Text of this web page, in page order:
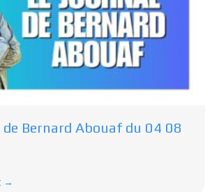
de Bernard Abouaf du 04 08
→